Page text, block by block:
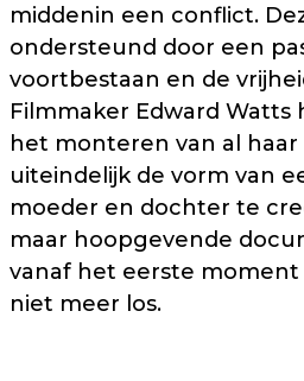
middenin een conflict.
ondersteund door een
voortbestaan en de
Filmmaker Edward Watts
het monteren van al
uiteindelijk de vorm van
moeder en dochter te
maar hoopgevende
vanaf het eerste moment
niet meer los.